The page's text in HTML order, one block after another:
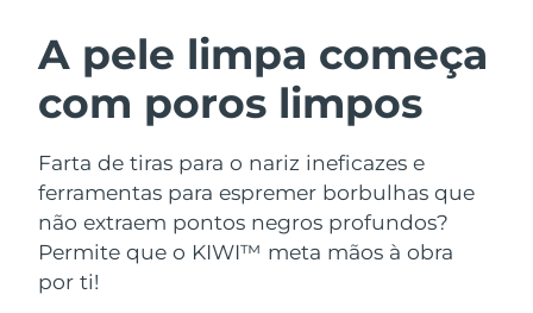
A pele limpa começa
com poros limpos
Farta de tiras para o nariz ineficazes e
ferramentas para espremer borbulhas que
não extraem pontos negros profundos?
Permite que o KIWI™ meta mãos à obra
por ti!
LUNA™ 4 kit
Anti-aging massage
BEAR™ 2 kit
Microcurrent toning
Hidratação
Áustria
Barein Entrega prevista
Bélgica
Bermudas Entrega prevista8/17/26
Bósnia e
Herzegovina